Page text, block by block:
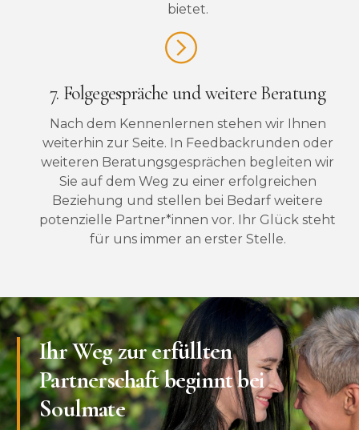
bietet.
7. Folgegespräche und weitere Beratung
Nach dem Kennenlernen stehen wir Ihnen
weiterhin zur Seite. In Feedbackrunden oder
weiteren Beratungsgesprächen begleiten wir
Sie auf dem Weg zu einer erfolgreichen
Beziehung und stellen bei Bedarf weitere
potenzielle Partner*innen vor. Ihr Glück steht
für uns immer an erster Stelle.
Ihr Weg zur erfüllten
Partnerschaft beginnt bei
Soulmate